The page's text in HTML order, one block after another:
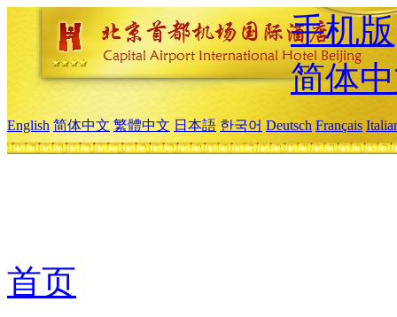
手机版
简体
English 简体中文 繁體中文 日本語 한국어 Deutsch Français
首页